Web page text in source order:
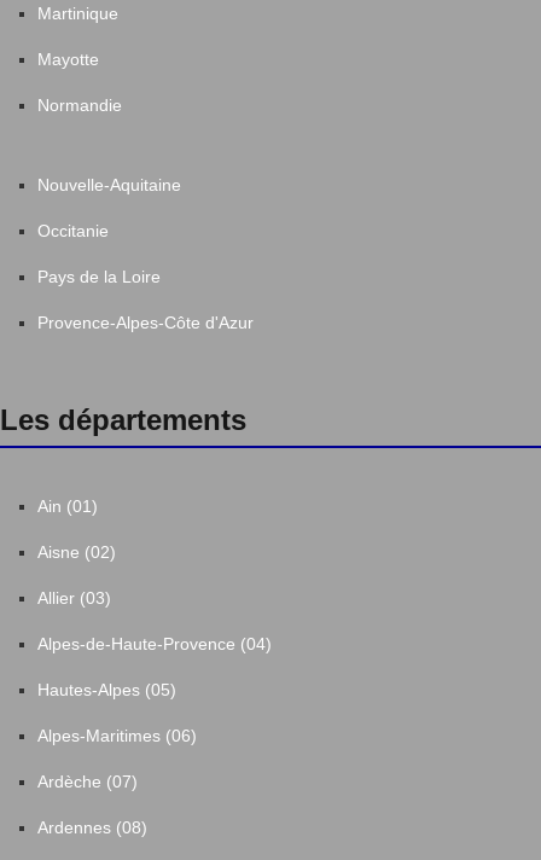
Martinique
Mayotte
Normandie
Nouvelle-Aquitaine
Occitanie
Pays de la Loire
Provence-Alpes-Côte d'Azur
Les départements
Ain (01)
Aisne (02)
Allier (03)
Alpes-de-Haute-Provence (04)
Hautes-Alpes (05)
Alpes-Maritimes (06)
Ardèche (07)
Ardennes (08)